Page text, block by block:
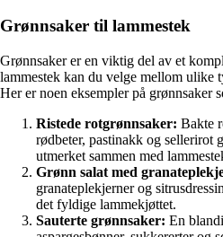
Grønnsaker til lammestek
Grønnsaker er en viktig del av et
lammestek kan du velge mellom ulike
Her er noen eksempler på grønnsaker
Ristede rotgrønnsaker: Bakte
rødbeter, pastinakk og sellerirot
utmerket sammen med
Grønn salat med
granateplekjerner og
det fyldige lammekjøttet.
Sauterte grønnsaker: En